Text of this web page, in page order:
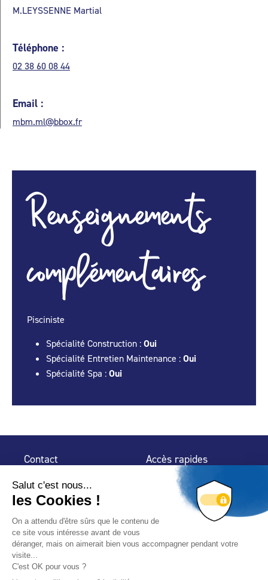
M.LEYSSENNE Martial
Téléphone :
02 38 60 08 44
Email :
mbm.ml@bbox.fr
Renseignements
complémentaires
Pisciniste
Spécialité Construction : Oui
Spécialité Entretien Maintenance : Oui
Spécialité Spa : Oui
Contact
32 rue de Mogador
75 009 Paris
Accès rapides
Espace Presse
Trouver un
professionnel
Nous suivre